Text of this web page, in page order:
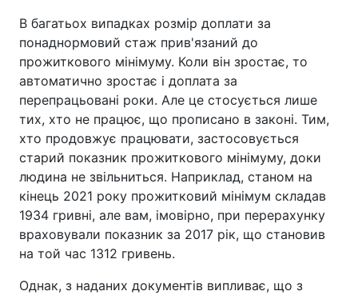
В багатьох випадках розмір доплати за
понаднормовий стаж прив'язаний до
прожиткового мінімуму. Коли він зростає, то
автоматично зростає і доплата за
перепрацьовані роки. Але це стосується лише
тих, хто не працює, що прописано в законі. Тим,
хто продовжує працювати, застосовується
старий показник прожиткового мінімуму, доки
людина не звільниться. Наприклад, станом на
кінець 2021 року прожитковий мінімум складав
1934 гривні, але вам, імовірно, при перерахунку
враховували показник за 2017 рік, що становив
на той час 1312 гривень.
Однак, з наданих документів випливає, що з